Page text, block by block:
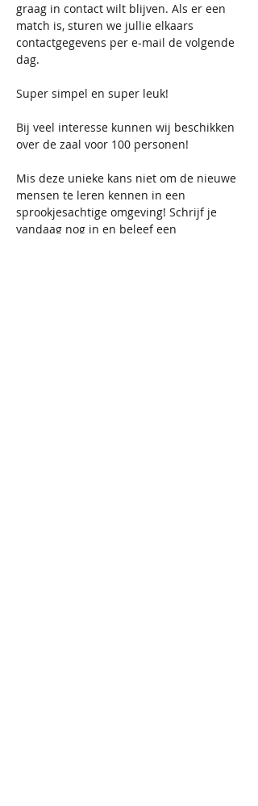
graag in contact wilt blijven. Als er een
match is, sturen we jullie elkaars
contactgegevens per e-mail de volgende
dag.
​​Super simpel en super leuk!
Bij veel interesse kunnen wij beschikken
over de zaal voor 100 personen!
Mis deze unieke kans niet om de nieuwe
mensen te leren kennen in een
sprookjesachtige omgeving! Schrijf je
vandaag nog in en beleef een